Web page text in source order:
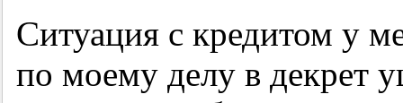
Ситуация с кредитом у
по моему делу в декрет